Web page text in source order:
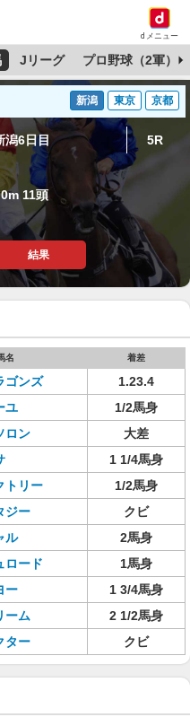
dメニュー
Jリーグ プロ野球（2軍）
新潟 東京 京都
潟6日目 5R
11頭
結果
名 着差
ゴンズ
1.23.4
ユ
1/2馬身
ロン
大差
1 1/4馬身
トリー
1/2馬身
ジー
クビ
ル
2馬身
ロード
1馬身
ー
1 3/4馬身
ーム
2 1/2馬身
ター クビ